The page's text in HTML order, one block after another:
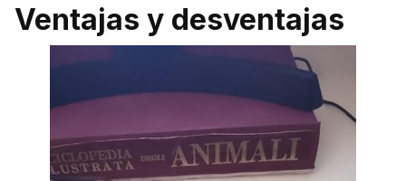
Ventajas y desventajas